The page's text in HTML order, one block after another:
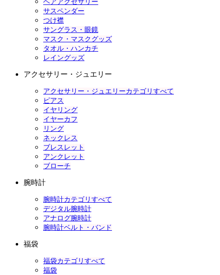
ヘアアクセサリー
サスペンダー
つけ襟
サングラス・眼鏡
マスク・マスクグッズ
タオル・ハンカチ
レイングッズ
アクセサリー・ジュエリー
アクセサリー・ジュエリーカテゴリすべて
ピアス
イヤリング
イヤーカフ
リング
ネックレス
ブレスレット
アンクレット
ブローチ
腕時計
腕時計カテゴリすべて
デジタル腕時計
アナログ腕時計
腕時計ベルト・バンド
福袋
福袋カテゴリすべて
福袋